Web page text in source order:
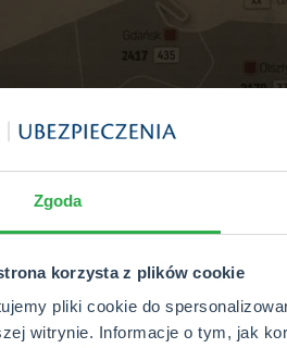
Zgoda
korzysta z plików cookie
pliki cookie do
witrynie. Informacje o tym, jak